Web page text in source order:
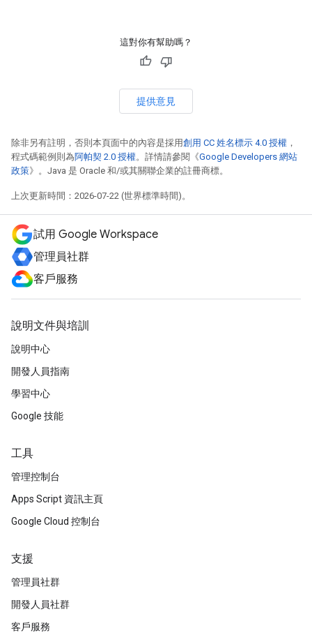
這對你有幫助嗎？
提供意見
除非另有註明，否則本頁面中的內容是採用創用 CC 姓名標示 4.0 授權 ，
程式碼範例則為阿帕契 2.0 授權。詳情請參閱《Google Developers 網站
政策》。Java 是 Oracle 和/或其關聯企業的註冊商標。
上次更新時間：2026-07-22 (世界標準時間)。
試用 Google Workspace
管理員社群
客戶服務
說明文件與培訓
說明中心
開發人員指南
學習中心
Google 技能
工具
管理控制台
Apps Script 資訊主頁
Google Cloud 控制台
支援
管理員社群
開發人員社群
客戶服務